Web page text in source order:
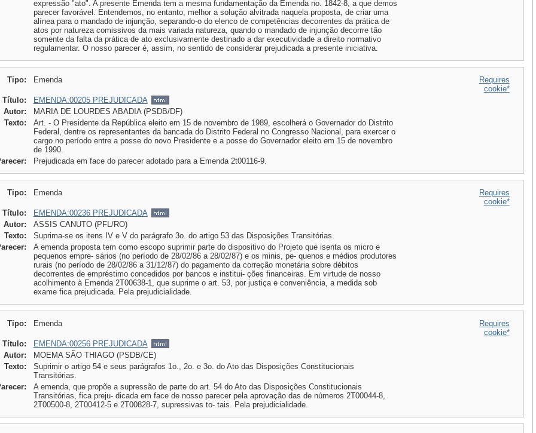
expressão "ato". A presente Emenda tem a mesma fundamentação da Emenda no. 1842-8, a que demos
parecer favorável. Entendemos, no entanto, melhor a solução alvitrada naquela proposta, de criar uma
alínea para o mandado de injunção, separando-o do elenco de competências decorrentes da prática de
atos por natureza comissivos da mais variada natureza, quando o mandado de injunção decorrre tão
somente da falta da prática de ato exclusivamente destinado a dar executividade a direito normativo
regulamentar. O nosso parecer é, assim, no sentido de considerar prejudicada a presente iniciativa.
Tipo: Emenda
Requires
cookie*
Título:
EMENDA:00205 PREJUDICADA
Autor:
MARIA DE LOURDES ABADIA (PSDB/DF)
Texto:
Art. - O Presidente da República eleito em 15 de novembro de 1989, escolherá o Governador do Distrito
Federal, dentre os representantes da bancada do Distrito Federal no Congresso Nacional, para exercer o
cargo no período entre a posse do novo Presidente e a posse do Governador eleito em 15 de novembro
de 1990.
Prejudicada em face do parecer adotado para a Emenda 2t00116-9.
Tipo: Emenda
Requires
cookie*
Título:
EMENDA:00236 PREJUDICADA
Autor:
ASSIS CANUTO (PFL/RO)
Texto:
Suprima-se os itens IV e V do parágrafo 3o. do artigo 53 das Disposições Transitórias.
A emenda proposta tem como escopo suprimir parte do dispositivo do Projeto que isenta os micro e
pequenos empre- sários (no período de 28/02/86 a 28/02/87) e os minis, pe- quenos e médios produtores
rurais (no período de 28/02/86 a 31/12/87) do pagamento da correção monetária sobre débitos
decorrentes de empréstimo concedidos por bancos e institui- ções financeiras. Em virtude de nosso
acolhimento à Emenda 2T00638-1, que suprime o art. 53, por justiça e conveniência, a medida sob
exame fica prejudicada. Pela prejudicialidade.
Tipo: Emenda
Requires
cookie*
Título:
EMENDA:00256 PREJUDICADA
Autor:
MOEMA SÃO THIAGO (PSDB/CE)
Texto:
Suprimir o artigo 54 e seus parágrafos 1o., 2o. e 3o. do Ato das Disposições Constitucionais
Transitórias.
A emenda, que propõe a supressão de parte do art. 54 do Ato das Disposições Constitucionais
Transitórias, fica preju- dicada em face de nosso parecer pela aprovação das de números 2T00044-8,
2T00500-8, 2T00412-5 e 2T00828-7, supressivas to- tais. Pela prejudicialidade.